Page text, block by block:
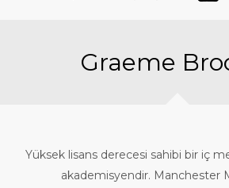
Graeme
Yüksek lisans derecesi sahibi bir iç
akademisyendir. Manchester